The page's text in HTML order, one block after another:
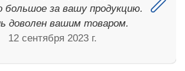
большое за вашу продукцию.
доволен вашим товаром.
12 сентября 2023 г.